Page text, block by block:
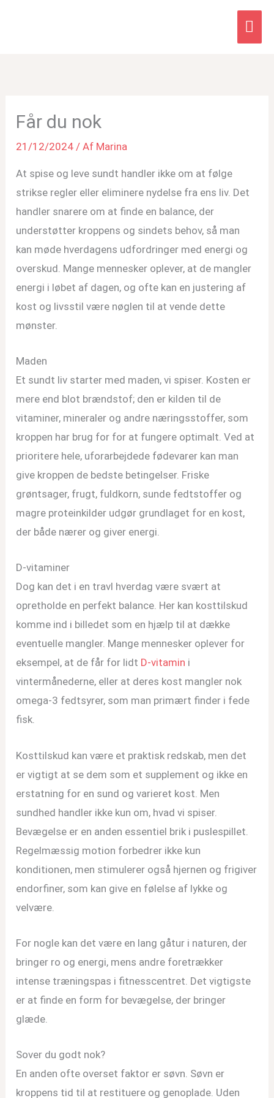
Får du nok
21/12/2024/ Af Marina
At spise og leve sundt handler ikke om at følge
strikse regler eller eliminere nydelse fra ens liv. Det
handler snarere om at finde en balance, der
understøtter kroppens og sindets behov, så man
kan møde hverdagens udfordringer med energi og
overskud. Mange mennesker oplever, at de mangler
energi i løbet af dagen, og ofte kan en justering af
kost og livsstil være nøglen til at vende dette
mønster.
Maden
Et sundt liv starter med maden, vi spiser. Kosten er
mere end blot brændstof; den er kilden til de
vitaminer, mineraler og andre næringsstoffer, som
kroppen har brug for for at fungere optimalt. Ved at
prioritere hele, uforarbejdede fødevarer kan man
give kroppen de bedste betingelser. Friske
grøntsager, frugt, fuldkorn, sunde fedtstoffer og
magre proteinkilder udgør grundlaget for en kost,
der både nærer og giver energi.
D-vitaminer
Dog kan det i en travl hverdag være svært at
opretholde en perfekt balance. Her kan kosttilskud
komme ind i billedet som en hjælp til at dække
eventuelle mangler. Mange mennesker oplever for
eksempel, at de får for lidt D-vitamin i
vintermånederne, eller at deres kost mangler nok
omega-3 fedtsyrer, som man primært finder i fede
fisk.
Kosttilskud kan være et praktisk redskab, men det
er vigtigt at se dem som et supplement og ikke en
erstatning for en sund og varieret kost. Men
sundhed handler ikke kun om, hvad vi spiser.
Bevægelse er en anden essentiel brik i puslespillet.
Regelmæssig motion forbedrer ikke kun
konditionen, men stimulerer også hjernen og frigiver
endorfiner, som kan give en følelse af lykke og
velvære.
For nogle kan det være en lang gåtur i naturen, der
bringer ro og energi, mens andre foretrækker
intense træningspas i fitnesscentret. Det vigtigste
er at finde en form for bevægelse, der bringer
glæde.
Sover du godt nok?
En anden ofte overset faktor er søvn. Søvn er
kroppens tid til at restituere og genoplade. Uden